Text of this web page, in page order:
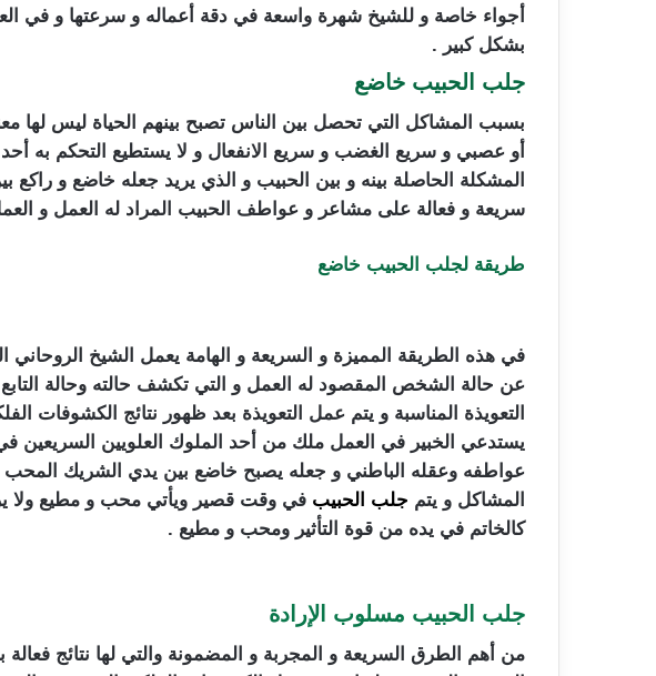
أجواء خاصة و للشيخ شهرة واسعة في دقة أعماله و سرعتها و في
بشكل كبير .
جلب الحبيب خاضع
بسبب المشاكل التي تحصل بين الناس تصبح بينهم الحياة ليس لها
أو عصبي و سريع الغضب و سريع الانفعال و لا يستطيع التحكم به
المشكلة الحاصلة بينه و بين الحبيب و الذي يريد جعله خاضع و
سريعة و فعالة على مشاعر و عواطف الحبيب المراد له العمل و
طريقة لجلب الحبيب خاضع
في هذه الطريقة المميزة و السريعة و الهامة يعمل الشيخ
عن حالة الشخص المقصود له العمل و التي تكشف حالته وحالة
التعويذة المناسبة و يتم عمل التعويذة بعد ظهور نتائج الكشوفات
يستدعي الخبير في العمل ملك من أحد الملوك العلويين السريعين
عواطفه وعقله الباطني و جعله يصبح خاضع بين يدي الشريك المحب
المشاكل و يتم جلب الحبيب في وقت قصير ويأتي محب و مطيع ولا
كالخاتم في يده من قوة التأثير ومحب و مطيع .
جلب الحبيب مسلوب الإرادة
من أهم الطرق السريعة و المجربة و المضمونة والتي لها نتائج